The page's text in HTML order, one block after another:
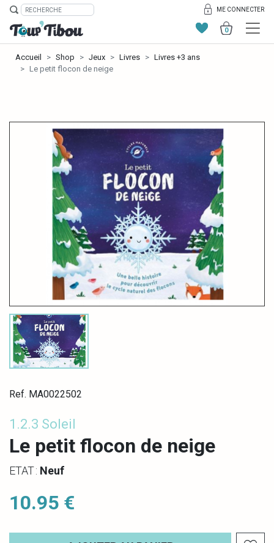
ME CONNECTER
0
Accueil Shop Jeux Livres
Livres +3 ans
Le petit flocon de neige
Ref. MA0022502
1.2.3 Soleil
Le petit flocon de neige
ETAT : Neuf
10.95 €